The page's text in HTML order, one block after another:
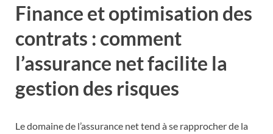
Finance et optimisation des
contrats : comment
l’assurance net facilite la
gestion des risques
Le domaine de l’assurance net tend à se rapprocher de la